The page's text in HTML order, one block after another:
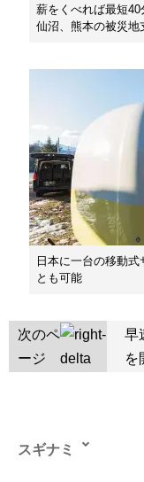
薪をくべれば最短
仙沼、熊本の被災地
日本に一台の移動式
とも可能
次のペ
ージ
早
を
スギナミ